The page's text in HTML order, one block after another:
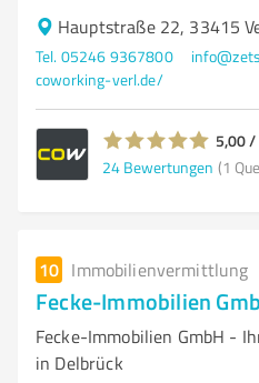
Hauptstraße 22, 33415
Tel. 05246 9367800
coworking-verl.de/
5,00 /
24 Bewertungen (1
10 Immobilienvermittlung
Fecke-Immobilien
Fecke-Immobilien GmbH -
in Delbrück